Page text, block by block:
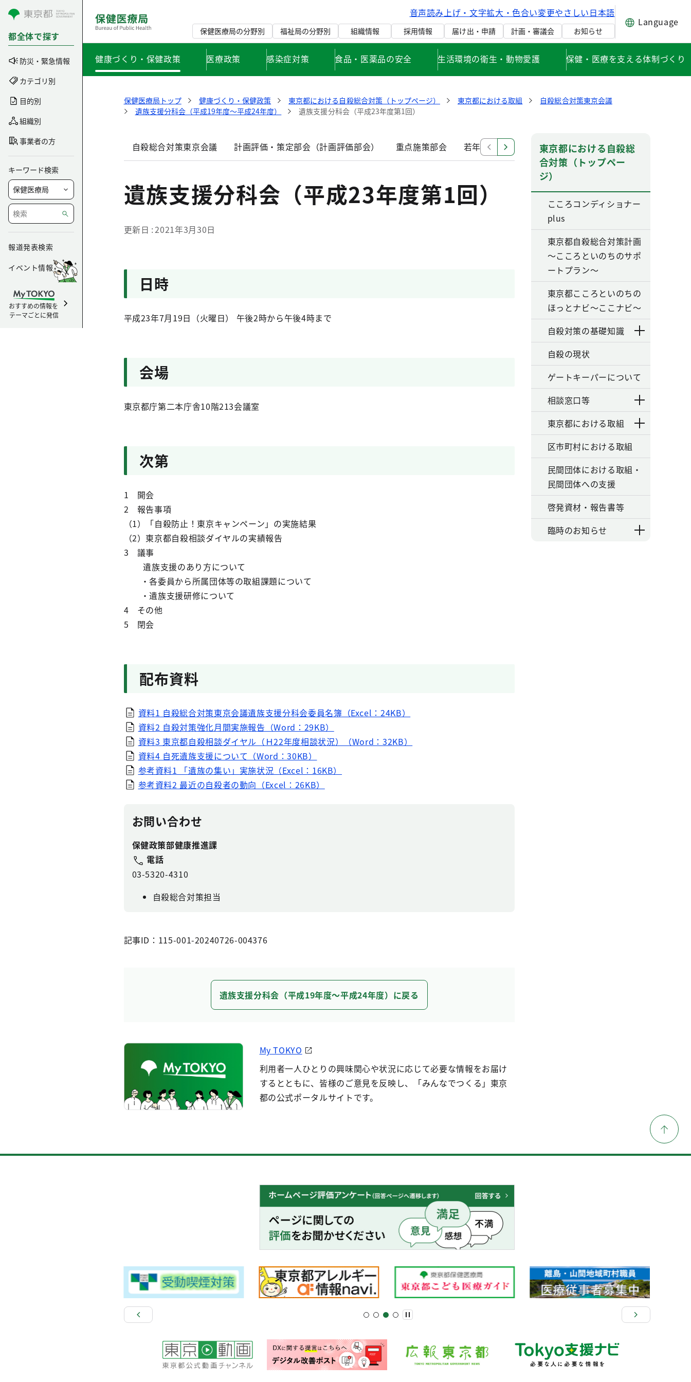
コンテンツにスキップ
都全体で探す
防災・緊急情報
カテゴリ別
目的別
組織別
事業者の方
キーワード検索
報道発表検索
イベント情報
おすすめの情報を
テーマごとに発信
音声読み上げ・文字拡大・色合い変更やさしい日本語
保健医療局の分野別 福祉局の分野別 組織情報 採用情報 届け出・申請 計画・審議会 お知らせ
Language
健康づくり・保健政策 医療政策 感染症対策 食品・医薬品の安全 生活環境の衛生・動物愛護 保健・医療を支える体制づくり
保健医療局トップ 健康づくり・保健政策 東京都における自殺総合対策（トップページ） 東京都における取組
自殺総合対策東京会議
遺族支援分科会（平成19年度～平成24年度）
遺族支援分科会（平成23年度第1回）
自殺総合対策東京会議 計画評価・策定部会（計画評価部会） 重点施策部会 若年層対策分科会（平成25年度～平成28年度）
遺族支援分科会（平成23年度第1回）
更新日 2021年3月30日
日時
平成23年7月19日（火曜日） 午後2時から午後4時まで
会場
東京都庁第二本庁舎10階213会議室
次第
1 開会
2 報告事項
（1）「自殺防止！東京キャンペーン」の実施結果
（2）東京都自殺相談ダイヤルの実績報告
3 議事
遺族支援のあり方について
・各委員から所属団体等の取組課題について
・遺族支援研修について
4 その他
5 閉会
配布資料
資料1 自殺総合対策東京会議遺族支援分科会委員名簿（Excel：24KB）
資料2 自殺対策強化月間実施報告（Word：29KB）
資料3 東京都自殺相談ダイヤル（Ｈ22年度相談状況）（Word：32KB）
資料4 自死遺族支援について（Word：30KB）
参考資料1 「遺族の集い」実施状況（Excel：16KB）
参考資料2 最近の自殺者の動向（Excel：26KB）
お問い合わせ
保健政策部健康推進課
電話
03-5320-4310
自殺総合対策担当
記事ID：115-001-20240726-004376
遺族支援分科会（平成19年度～平成24年度）に戻る
My TOKYO
利用者一人ひとりの興味関心や状況に応じて必要な情報をお届け
するとともに、皆様のご意見を反映し、「みんなでつくる」東京
都の公式ポータルサイトです。
東京都における自殺総
合対策（トップペー
ジ）
こころコンディショナー
plus
東京都自殺総合対策計画
～こころといのちのサポ
ートプラン～
東京都こころといのちの
ほっとナビ～ここナビ～
自殺対策の基礎知識
自殺の現状
ゲートキーパーについて
相談窓口等
東京都における取組
区市町村における取組
民間団体における取組・
民間団体への支援
啓発資材・報告書等
臨時のお知らせ